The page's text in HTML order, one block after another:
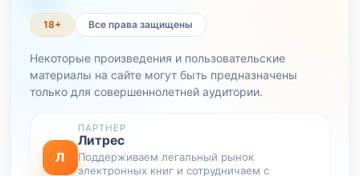
18+ Все права защищены
Некоторые произведения и пользовательские
материалы на сайте могут быть предназначены
только для совершеннолетней аудитории.
Л
ПАРТНЕР
Литрес
Поддерживаем легальный рынок
электронных книг и сотрудничаем с